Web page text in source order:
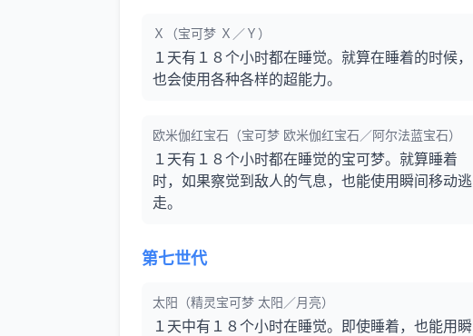
Ｘ（宝可梦 Ｘ／Ｙ）
１天有１８个小时都在睡觉。就算在睡着的时候，
也会使用各种各样的超能力。
欧米伽红宝石（宝可梦 欧米伽红宝石／阿尔法蓝宝石）
１天有１８个小时都在睡觉的宝可梦。就算睡着
时，如果察觉到敌人的气息，也能使用瞬间移动逃
走。
第七世代
太阳（精灵宝可梦 太阳／月亮）
１天中有１８个小时在睡觉。即使睡着，也能用瞬